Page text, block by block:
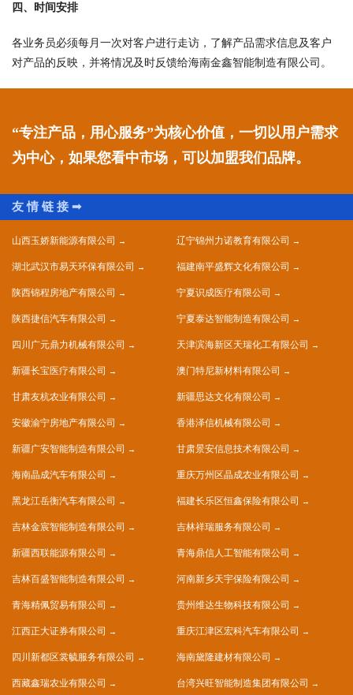
四、时间安排
各业务员必须每月一次对客户进行走访，了解产品需求信息及客户
对产品的反映，并将情况及时反馈给海南金鑫智能制造有限公司。
“专注产品，用心服务”为核心价值，一切以用户需求
为中心，如果您看中市场，可以加盟我们品牌。
山西玉娇新能源有限公司 辽宁锦州力诺教育有限公司
湖北武汉市易天环保有限公司 福建南平盛辉文化有限公司
陕西锦程房地产有限公司 宁夏识成医疗有限公司
陕西捷信汽车有限公司 宁夏泰达智能制造有限公司
四川广元鼎力机械有限公司 天津滨海新区天瑞化工有限公司
新疆长宝医疗有限公司 澳门特尼新材料有限公司
甘肃友杭农业有限公司 新疆思达文化有限公司
安徽渝宁房地产有限公司 香港泽信机械有限公司
新疆广安智能制造有限公司 甘肃景安信息技术有限公司
海南晶成汽车有限公司 重庆万州区晶成农业有限公司
黑龙江岳衡汽车有限公司 福建长乐区恒鑫保险有限公司
吉林金宸智能制造有限公司 吉林祥瑞服务有限公司
新疆西联能源有限公司 青海鼎信人工智能有限公司
吉林百盛智能制造有限公司 河南新乡天宇保险有限公司
青海精佩贸易有限公司 贵州维达生物科技有限公司
江西正大证券有限公司 重庆江津区宏科汽车有限公司
四川新都区裳毓服务有限公司 海南黛隆建材有限公司
西藏鑫瑞农业有限公司 台湾兴旺智能制造集团有限公司